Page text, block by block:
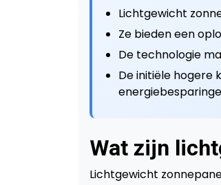
Lichtgewicht
Ze bieden een
De technologie
De initiële hogere
Wat zijn
Lichtgewicht